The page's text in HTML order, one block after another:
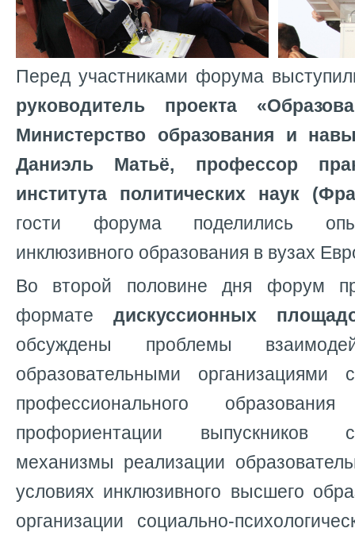
Перед участниками форума
руководитель проекта
Министерство образования и
Даниэль Матьё, профессор
института политических наук
гости форума поделились
инклюзивного образования в вузах
Во второй половине дня форум
формате дискуссионных
обсуждены проблемы
образовательными организациями
профессионального
профориентации выпускников
механизмы реализации
условиях инклюзивного высшего
организации социально-